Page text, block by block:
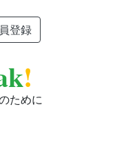
登録
!
ために